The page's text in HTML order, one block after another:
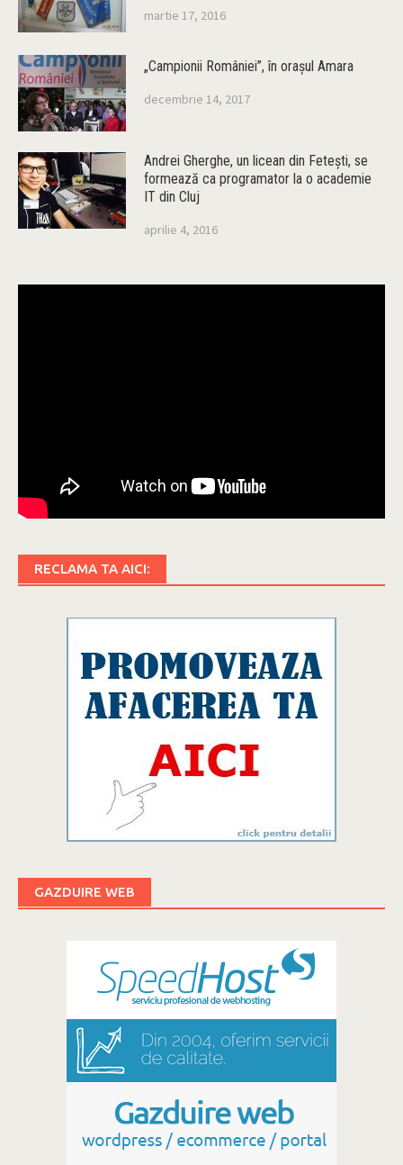
martie 17, 2016
„Campionii României”, în oraşul Amara
decembrie 14, 2017
Andrei Gherghe, un licean din Feteşti, se
formează ca programator la o academie
IT din Cluj
aprilie 4, 2016
RECLAMA TA AICI:
GAZDUIRE WEB